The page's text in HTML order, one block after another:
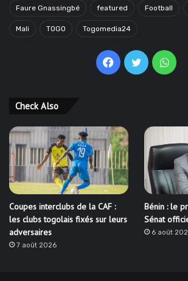
Faure Gnassingbé featured Football
Mali TOGO Togomedia24
Facebook
Twitter
Check Also
Coupes interclubs de la CAF :
les clubs togolais fixés sur leurs
adversaires
7 août 2026
Bénin : le
Sénat
6 août